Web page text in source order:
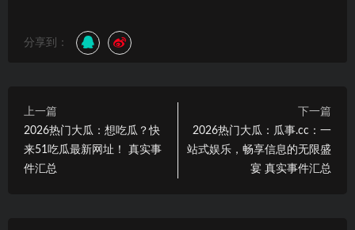
分享到：
上一篇
2026热门大瓜：想吃瓜？快
来51吃瓜最新网址！ 真实事
件汇总
下一篇
2026热门大瓜：瓜事.cc：一
站式娱乐，畅享信息的无限盛
宴 真实事件汇总